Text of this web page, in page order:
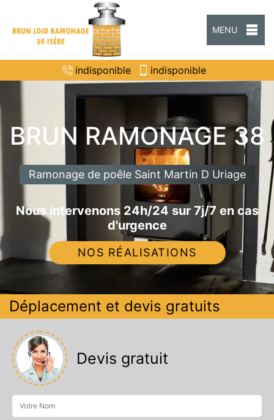
MENU
indisponible indisponible
BRUN RAMONAGE 38
Ramonage de poêle Saint Martin D Uriage
Nous intervenons 24h/24 sur 7j/7 en cas
d'urgence
NOS RÉALISATIONS
Déplacement et devis gratuits
Devis gratuit